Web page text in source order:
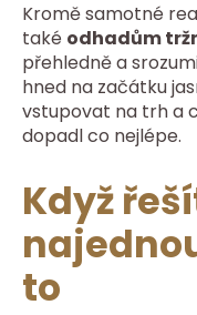
Kromě samotné
také odhadům
přehledně a
hned na začátku
vstupovat na trh a
dopadl co nejlépe.
Když
to